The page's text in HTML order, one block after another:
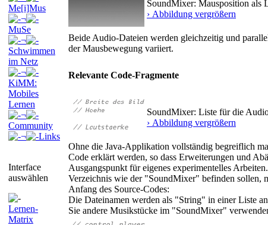
Me[i]Mus
¬
MuSe
¬
Schwimmen
im Netz
¬
KiMM:
Mobiles
Lernen
¬
Community
¬
Links
Interface
auswählen
Lernen-
Matrix
SoundMixer: Mausposition als
› Abbildung vergrößern
Beide Audio-Dateien werden gleichzeitig und
der Mausbewegung variiert.
Relevante Code-Fragmente
SoundMixer: Liste für die
› Abbildung vergrößern
Ohne die Java-Applikation vollständig begreiflich
Code erklärt werden, so dass Erweiterungen und
Ausgangspunkt für eigenes experimentelles
Verzeichnis wie der "SoundMixer" befinden sollen,
Anfang des Source-Codes:
Die Dateinamen werden als "String" in einer Liste
Sie andere Musikstücke im "SoundMixer"